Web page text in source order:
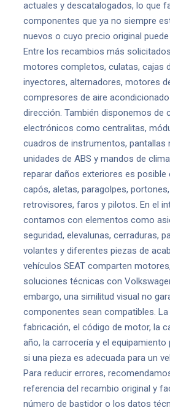
actuales y descatalogados, lo que
componentes que ya no siempre
nuevos o cuyo precio original
Entre los recambios más
motores completos, culatas, cajas
inyectores, alternadores, motores
compresores de aire
dirección. También disponemos de
electrónicos como centralitas,
cuadros de instrumentos, pantallas
unidades de ABS y mandos de
reparar daños exteriores es posible
capós, aletas, paragolpes,
retrovisores, faros y pilotos. En el
contamos con elementos como
seguridad, elevalunas, cerraduras,
volantes y diferentes piezas de
vehículos SEAT comparten
soluciones técnicas con
embargo, una similitud visual no
componentes sean compatibles.
fabricación, el código de motor, la
año, la carrocería y el equipamiento
si una pieza es adecuada para un
Para reducir errores,
referencia del recambio original y
número de bastidor o los datos